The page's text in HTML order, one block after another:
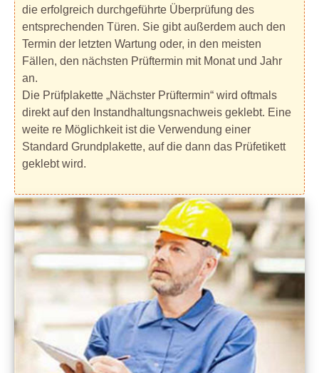
die erfolgreich durchgeführte Überprüfung des
entsprechenden Türen. Sie gibt außerdem auch den
Termin der letzten Wartung oder, in den meisten
Fällen, den nächsten Prüftermin mit Monat und Jahr
an.
Die Prüfplakette „Nächster Prüftermin“ wird oftmals
direkt auf den Instandhaltungsnachweis geklebt. Eine
weite re Möglichkeit ist die Verwendung einer
Standard Grundplakette, auf die dann das Prüfetikett
geklebt wird.